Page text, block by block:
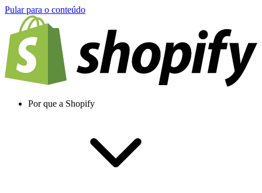
Pular para o conteúdo
Por que a Shopify